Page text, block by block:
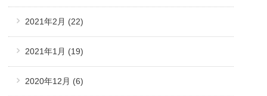
2021年2月 (22)
2021年1月 (19)
2020年12月 (6)